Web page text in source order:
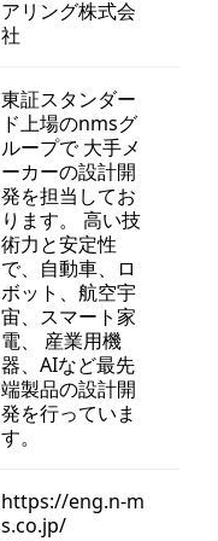
アリング株式会
社
東証スタンダー
ド上場のnmsグ
ループで 大手メ
ーカーの設計開
発を担当してお
ります。 高い技
術力と安定性
で、自動車、ロ
ボット、航空宇
宙、スマート家
電、 産業用機
器、AIなど最先
端製品の設計開
発を行っていま
す。
https://eng.n-m
s.co.jp/